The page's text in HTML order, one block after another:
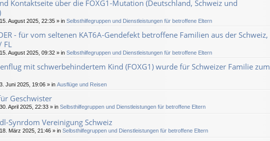
Kontaktseite über die FOXG1-Mutation (Deutschland, Schweiz und
August 2025, 22:35 » in Selbsthilfegruppen und Dienstleistungen für betroffene Eltern
- für vom seltenen KAT6A-Gendefekt betroffene Familien aus der Schweiz,
FL
August 2025, 09:32 » in Selbsthilfegruppen und Dienstleistungen für betroffene Eltern
mit schwerbehindertem Kind (FOXG1) wurde für Schweizer Familie zum
Juni 2025, 19:06 » in Ausflüge und Reisen
Geschwister
April 2025, 22:33 » in Selbsthilfegruppen und Dienstleistungen für betroffene Eltern
Synrdom Vereinigung Schweiz
März 2025, 21:46 » in Selbsthilfegruppen und Dienstleistungen für betroffene Eltern